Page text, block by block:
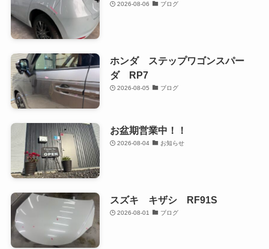
2026-08-06 ブログ
ホンダ ステップワゴンスパー
ダ RP7
2026-08-05 ブログ
お盆期営業中！！
2026-08-04 お知らせ
スズキ キザシ RF91S
2026-08-01 ブログ